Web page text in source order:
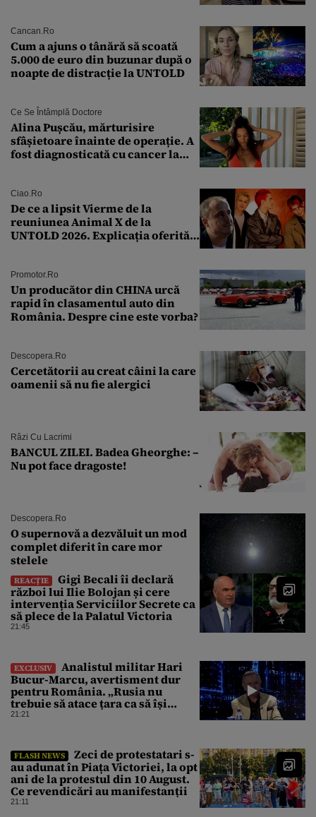
Cancan.ro
Cum a ajuns o tânără să scoată
5.000 de euro din buzunar după o
noapte de distracție la UNTOLD
Ce Se Întâmplă Doctore
Alina Pușcău, mărturisire
sfâșietoare înainte de operație. A
fost diagnosticată cu cancer la
îmi salvez viața”
Ciao.ro
De ce a lipsit Vierme de la
reuniunea Animal X de la
UNTOLD 2026. Explicația oferită
Promotor.ro
Un producător din CHINA urcă
rapid în clasamentul auto din
România. Despre cine este vorba?
Descopera.ro
Cercetătorii au creat câini la care
oamenii să nu fie alergici
Râzi Cu Lacrimi
BANCUL ZILEI. Badea Gheorghe: –
Nu pot face dragoste!
Descopera.ro
O supernovă a dezvăluit un mod
complet diferit în care mor
stelele
REACȚIE
Gigi Becali îi declară
război lui Ilie Bolojan și cere
intervenția Serviciilor Secrete ca
să plece de la Palatul Victoria
21:45
EXCLUSIV
Analistul militar Hari
Bucur-Marcu, avertisment dur
pentru România. „Rusia nu
trebuie să atace țara ca să își
atingă obiectivele de aici”
21:21
FLASH NEWS
Zeci de protestatari s-
au adunat în Piața Victoriei, la opt
ani de la protestul din 10 August.
Ce revendicări au manifestanții
21:11